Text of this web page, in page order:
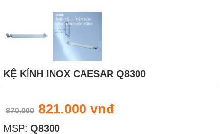
KỆ KÍNH INOX CAESAR Q8300
870.000 821.000 vnđ
MSP: Q8300